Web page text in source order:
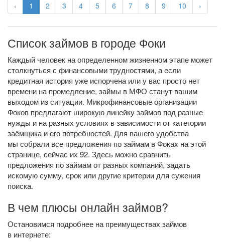
‹ 1 2 3 4 5 6 7 8 9 10 ›
Список займов в городе Фоки
Каждый человек на определенном жизненном этапе может
столкнуться с финансовыми трудностями, а если
кредитная история уже испорчена или у вас просто нет
времени на промедление, займы в МФО станут вашим
выходом из ситуации. Микрофинансовые организации
Фоков предлагают широкую линейку займов под разные
нужды и на разных условиях в зависимости от категории
заёмщика и его потребностей. Для вашего удобства
мы собрали все предложения по займам в Фоках на этой
странице, сейчас их 92. Здесь можно сравнить
предложения по займам от разных компаний, задать
искомую сумму, срок или другие критерии для сужения
поиска.
В чем плюсы онлайн займов?
Остановимся подробнее на преимуществах займов
в интернете: